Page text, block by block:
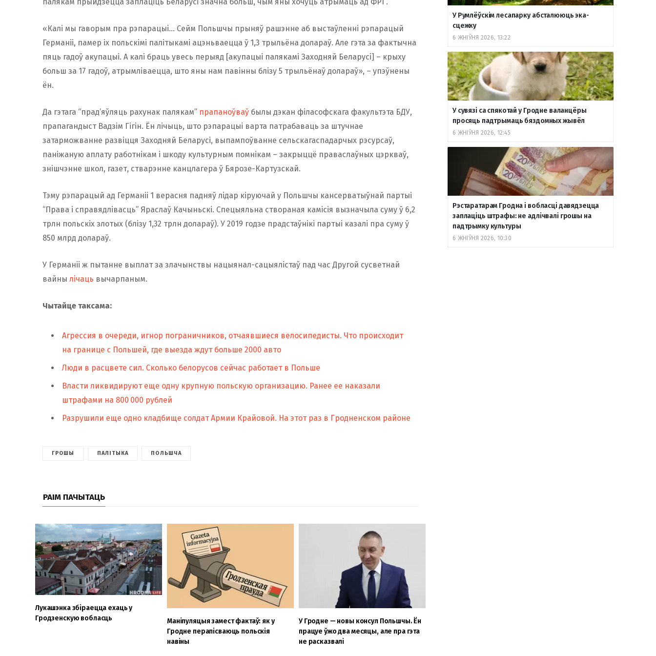
«Калі мы гаворым пра рэпарацыі… Сейм Польшчы прыняў рашэнне аб выстаўленні рэпарацый
Германіі, памер іх польскімі палітыкамі ацэньваецца ў 1,3 трыльёна долараў. Але гэта за фактычна
пяць гадоў акупацыі. А калі браць увесь перыяд [акупацыі палякамі Заходняй Беларусі] – крыху
больш за 17 гадоў, атрымліваецца, што яны нам павінны блізу 5 трыльёнаў долараў», – упэўнены
ён.
Да гэтага “прад’яўляць рахунак палякам” прапаноўваў былы дэкан філасофскага факультэта БДУ,
прапагандыст Вадзім Гігін. Ён лічыць, што рэпарацыі варта патрабаваць за штучнае
затарможванне развіцця Заходняй Беларусі, выпампоўванне сельскагаспадарчых рэсурсаў,
паніжаную аплату работнікам і шкоду культурным помнікам – закрыццё праваслаўных цэркваў,
знішчэнне школ, газет, стварэнне канцлагера ў Бярозе-Картузскай.
Тэму рэпарацый ад Германіі 1 верасня падняў лідар кіруючай у Польшчы кансерватыўнай партыі
“Права і справядлівасць” Яраслаў Качыньскі. Спецыяльна створаная камісія вызначыла суму ў 6,2
трлн польскіх злотых (блізу 1,32 трлн долараў). У 2019 годзе прадстаўнікі партыі казалі пра суму ў
850 млрд долараў.
У Германіі ж пытанне выплат за злачынствы нацыянал-сацыялістаў пад час Другой сусветнай
вайны лічаць вычарпаным.
Чытайце таксама:
Агрессия в очереди, игнор пограничников, отчаявшиеся велосипедисты. Что происходит
на границе с Польшей, где выезда ждут больше 2000 авто
Люди в расцвете сил. Сколько белорусов сейчас работает в Польше
Власти ликвидируют еще одну крупную польскую организацию. Ранее ее наказали
штрафами на 800 000 рублей
Разрушили еще одно кладбище солдат Армии Крайовой. На этот раз в Гродненском районе
ГРОШЫ ПАЛІТЫКА ПОЛЬШЧА
РАІМ ПАЧЫТАЦЬ
Лукашэнка збіраецца ехаць у
Гродзенскую вобласць
Маніпуляцыя замест фактаў: як у
Гродне перапісваюць польскія
навіны
У Гродне — новы консул Польшчы. Ён
працуе ўжо два месяцы, але пра гэта
не расказвалі
У Румлёўскім лесапарку абсталююць эка-
сцежку
6 ЖНІЎНЯ 2026, 13:22
У сувязі са спякотай у Гродне валанцёры
просяць падтрымаць бяздомных жывёл
6 ЖНІЎНЯ 2026, 12:45
Рэстаратарам Гродна і вобласці давядзецца
заплаціць штрафы: не адлічвалі грошы на
падтрымку культуры
6 ЖНІЎНЯ 2026, 10:30